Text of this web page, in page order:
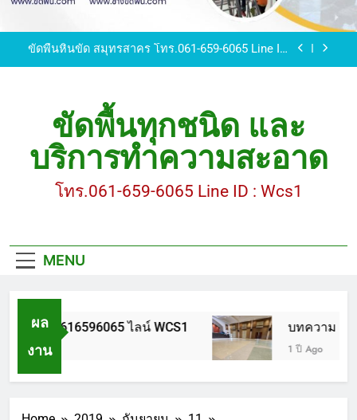
บทความ : การดูแลรักษาพื้นหินขัด
ขัดพื้นหินขัด สมุทรสาคร โทร.061-659-6065 Line ID
ขัดพื้นหินอ่อน โทร.0616596065 ไลน์ WCS1
บทความ : การดูแลรักษาพื้นหินขัด
ขัดพื้นหินขัด สมุทรสาคร โทร.061-659-6065 Line ID
ขัดพื้นทุกชนิด และ
บริการทำความสะอาด
โทร.061-659-6065 Line ID : Wcs1
MENU
ผล
งาน
โทร.0616596065 ไลน์ WCS1 บทความ : ก
1 ปี Ago